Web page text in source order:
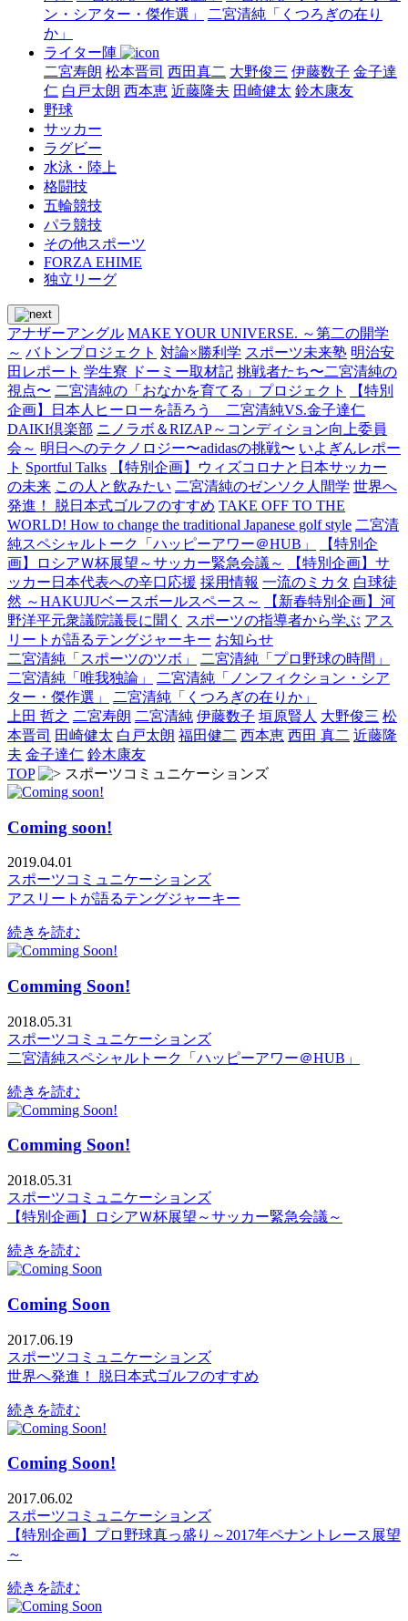
ン・シアター・傑作選」
二宮清純「くつろぎの在り
か」
ライター陣
二宮寿朗 松本晋司 西田真二 大野俊三 伊藤数子 金子達
仁 白戸太朗 西本恵 近藤隆夫 田崎健太 鈴木康友
野球
サッカー
ラグビー
水泳・陸上
格闘技
五輪競技
パラ競技
その他スポーツ
FORZA EHIME
独立リーグ
アナザーアングル MAKE YOUR UNIVERSE. ～第二の開学
～ バトンプロジェクト 対論×勝利学 スポーツ未来塾 明治安
田レポート 学生寮 ドーミー取材記 挑戦者たち〜二宮清純の
視点〜 二宮清純の「おなかを育てる」プロジェクト
【特別
企画】日本人ヒーローを語ろう 二宮清純VS.金子達仁
DAIKI倶楽部 ニノラボ＆RIZAP～コンディション向上委員
会～ 明日へのテクノロジー〜adidasの挑戦〜 いよぎんレポー
ト Sportful Talks
【特別企画】ウィズコロナと日本サッカー
の未来 この人と飲みたい 二宮清純のゼンソク人間学 世界へ
発進！ 脱日本式ゴルフのすすめ TAKE OFF TO THE
WORLD! How to change the traditional Japanese golf style 二宮清
純スペシャルトーク「ハッピーアワー＠HUB」
【特別企
画】ロシアＷ杯展望～サッカー緊急会議～
【特別企画】サ
ッカー日本代表への辛口応援 採用情報 一流のミカタ 白球徒
然 ～HAKUJUベースボールスペース～
【新春特別企画】河
野洋平元衆議院議長に聞く
スポーツの指導者から学ぶ アス
リートが語るテングジャーキー お知らせ
二宮清純「スポーツのツボ」
二宮清純「プロ野球の時間」
二宮清純「唯我独論」
二宮清純「ノンフィクション・シア
ター・傑作選」
二宮清純「くつろぎの在りか」
上田 哲之 二宮寿朗 二宮清純 伊藤数子 垣原賢人 大野俊三 松
本晋司 田崎健太 白戸太朗 福田健二 西本恵 西田 真二 近藤隆
夫 金子達仁 鈴木康友
TOP
スポーツコミュニケーションズ
Coming soon!
2019.04.01
スポーツコミュニケーションズ
アスリートが語るテングジャーキー
続きを読む
Comming Soon!
2018.05.31
スポーツコミュニケーションズ
二宮清純スペシャルトーク「ハッピーアワー＠HUB」
続きを読む
Comming Soon!
2018.05.31
スポーツコミュニケーションズ
【特別企画】ロシアＷ杯展望～サッカー緊急会議～
続きを読む
Coming Soon
2017.06.19
スポーツコミュニケーションズ
世界へ発進！ 脱日本式ゴルフのすすめ
続きを読む
Coming Soon!
2017.06.02
スポーツコミュニケーションズ
【特別企画】プロ野球真っ盛り～2017年ペナントレース展望
～
続きを読む